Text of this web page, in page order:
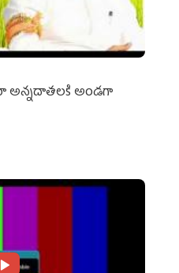
అన్నదాతలకి అండగా